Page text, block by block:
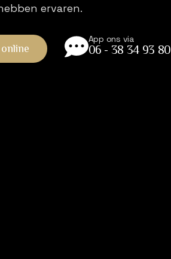
ervaren.
App ons via
06 - 38 34 93 80